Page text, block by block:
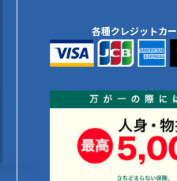
各種クレジットカ